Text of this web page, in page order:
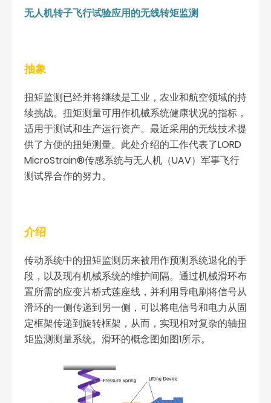
无人机转子飞行试验应用的无线转矩监测
抽象
扭矩监测已经并将继续是工业，农业和航空领域的持
续挑战。扭矩测量可用作机械系统健康状况的指标，
适用于测试和生产运行资产。最近采用的无线技术提
供了方便的扭矩测量。此处介绍的工作代表了LORD
MicroStrain®传感系统与无人机（UAV）军事飞行
测试界合作的努力。
介绍
传动系统中的扭矩监测历来被用作预测系统退化的手
段，以及现有机械系统的维护间隔。通过机械滑环布
置所需的应变片桥式莲座线，并利用导电刷将信号从
滑环的一侧传递到另一侧，可以将电信号和电力从固
定框架传递到旋转框架，从而，实现相对复杂的轴扭
矩监测测量系统。滑环的概念图如图1所示。